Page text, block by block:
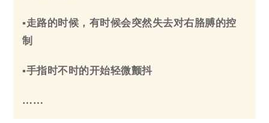
▪走路的时候，有时候会突然失去对右胳膊的控
制
▪手指时不时的开始轻微颤抖
……